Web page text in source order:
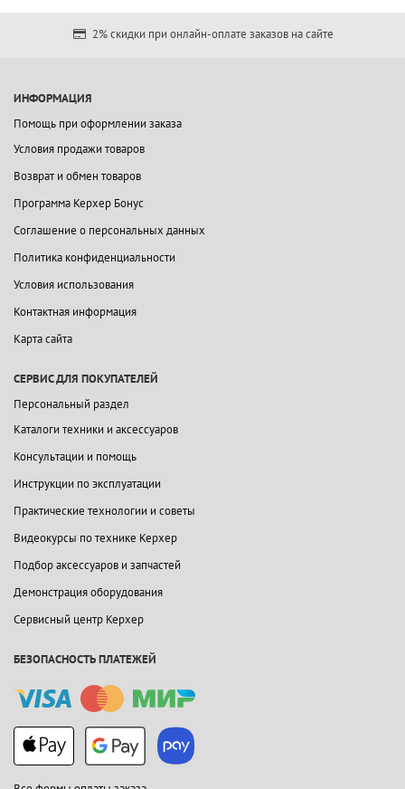
2% скидки при онлайн-оплате заказов на сайте
ИНФОРМАЦИЯ
Помощь при оформлении заказа
Условия продажи товаров
Возврат и обмен товаров
Программа Керхер Бонус
Соглашение о персональных данных
Политика конфиденциальности
Условия использования
Контактная информация
Карта сайта
СЕРВИС ДЛЯ ПОКУПАТЕЛЕЙ
Персональный раздел
Каталоги техники и аксессуаров
Консультации и помощь
Инструкции по эксплуатации
Практические технологии и советы
Видеокурсы по технике Керхер
Подбор аксессуаров и запчастей
Демонстрация оборудования
Сервисный центр Керхер
БЕЗОПАСНОСТЬ ПЛАТЕЖЕЙ